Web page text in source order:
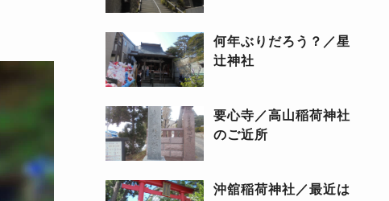
何年ぶりだろう？／星
辻神社
要心寺／高山稲荷神社
のご近所
沖舘稲荷神社／最近は